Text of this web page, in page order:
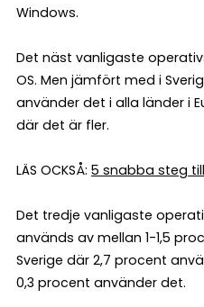
Windows.
Det näst vanligaste
OS. Men jämfört med i
använder det i alla länder i
där det är fler.
LÄS OCKSÅ: 5 snabba steg
Det tredje vanligaste
används av mellan 1-1,5
Sverige där 2,7 procent
0,3 procent använder det.